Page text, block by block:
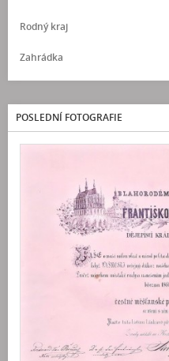
Rodný kraj
Zahrádka
POSLEDNÍ FOTOGRAFIE